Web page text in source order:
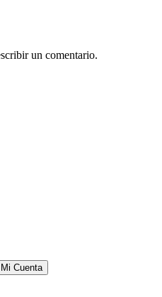
un comentario.
Cuenta